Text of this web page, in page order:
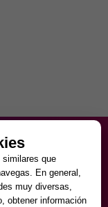
que
En general,
muy diversas,
obtener información